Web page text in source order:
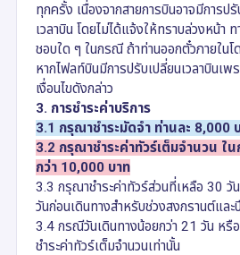
ทุกครั้ง เนื่องจากสายการบินอาจมีการป
เวลาบิน โดยไม่ได้แจ้งให้ทราบล่วงหน้า
ชอบใด ๆ ในกรณี ถ้าท่านออกตั๋วภายในโ
หากไฟลท์บินมีการปรับเปลี่ยนเวลาบินเพ
เงื่อนไขดังกล่าว
3. การชำระค่าบริการ
3.1 กรุณาชำระมัดจำ ท่านละ 8,000
3.2 กรุณาชำระค่าทัวร์เต็มจำนวน ใ
กว่า 10,000 บาท
3.3 กรุณาชำระค่าทัวร์ส่วนที่เหลือ 30 วั
วันก่อนเดินทางสำหรับช่วงสงกรานต์แล
3.4 กรณีวันเดินทางน้อยกว่า 21 วัน หรื
ชำระค่าทัวร์เต็มจำนวนเท่านั้น